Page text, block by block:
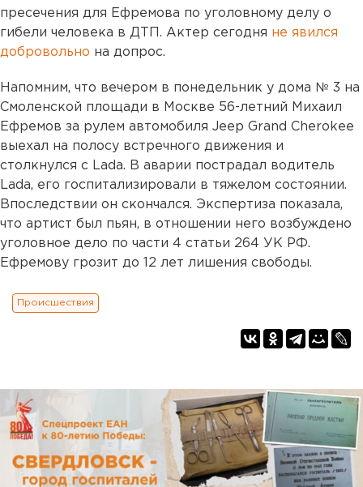
пресечения для Ефремова по уголовному делу о
гибели человека в ДТП. Актер сегодня не явился
добровольно на допрос.
Напомним, что вечером в понедельник у дома № 3 на
Смоленской площади в Москве 56-летний Михаил
Ефремов за рулем автомобиля Jeep Grand Cherokee
выехал на полосу встречного движения и
столкнулся с Lada. В аварии пострадал водитель
Lada, его госпитализировали в тяжелом состоянии.
Впоследствии он скончался. Экспертиза показала,
что артист был пьян, в отношении него возбуждено
уголовное дело по части 4 статьи 264 УК РФ.
Ефремову грозит до 12 лет лишения свободы.
Происшествия